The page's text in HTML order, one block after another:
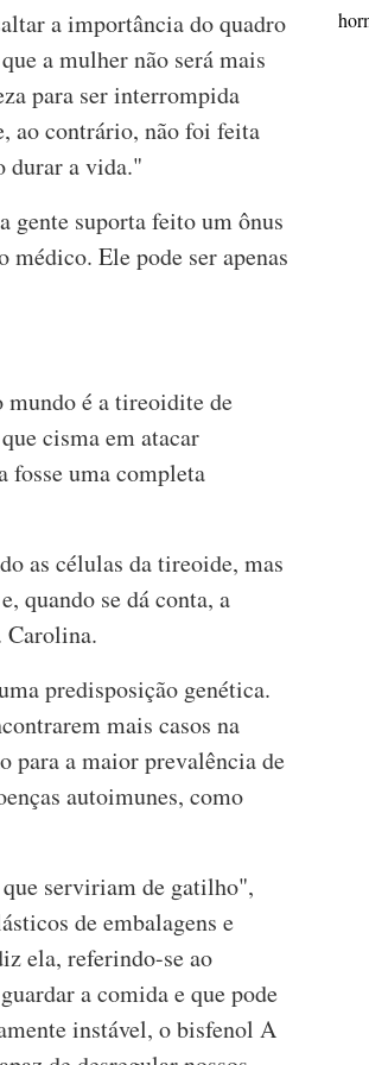
a importância do quadro
a mulher não será mais
para ser interrompida
ao contrário, não foi feita
durar a vida."
gente suporta feito um ônus
médico. Ele pode ser apenas
é a tireoidite de
cisma em atacar
fosse uma completa
as células da tireoide, mas
quando se dá conta, a
Carolina.
predisposição genética.
mais casos na
para a maior prevalência de
autoimunes, como
serviriam de gatilho",
de embalagens e
ela, referindo-se ao
a comida e que pode
instável, o bisfenol A